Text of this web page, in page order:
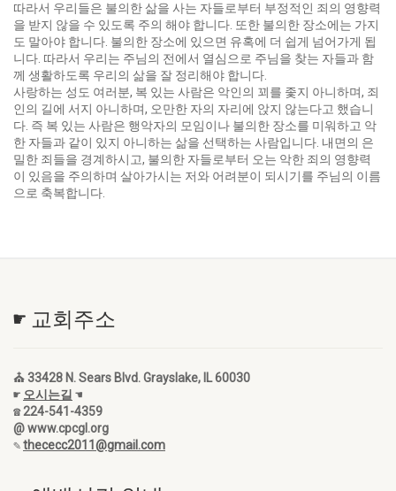
따라서 우리들은 불의한 삶을 사는 자들로부터 부정적인 죄의 영향력
을 받지 않을 수 있도록 주의 해야 합니다. 또한 불의한 장소에는 가지
도 말아야 합니다. 불의한 장소에 있으면 유혹에 더 쉽게 넘어가게 됩
니다. 따라서 우리는 주님의 전에서 열심으로 주님을 찾는 자들과 함
께 생활하도록 우리의 삶을 잘 정리해야 합니다.
사랑하는 성도 여러분, 복 있는 사람은 악인의 꾀를 좇지 아니하며, 죄
인의 길에 서지 아니하며, 오만한 자의 자리에 앉지 않는다고 했습니
다. 즉 복 있는 사람은 행악자의 모임이나 불의한 장소를 미워하고 악
한 자들과 같이 있지 아니하는 삶을 선택하는 사람입니다. 내면의 은
밀한 죄들을 경계하시고, 불의한 자들로부터 오는 악한 죄의 영향력
이 있음을 주의하며 살아가시는 저와 어려분이 되시기를 주님의 이름
으로 축복합니다.
☛ 교회주소
⛪ 33428 N. Sears Blvd. Grayslake, IL 60030
☛ 오시는길 ☚
☎ 224-541-4359
@ www.cpcgl.org
✎thececc2011@gmail.com